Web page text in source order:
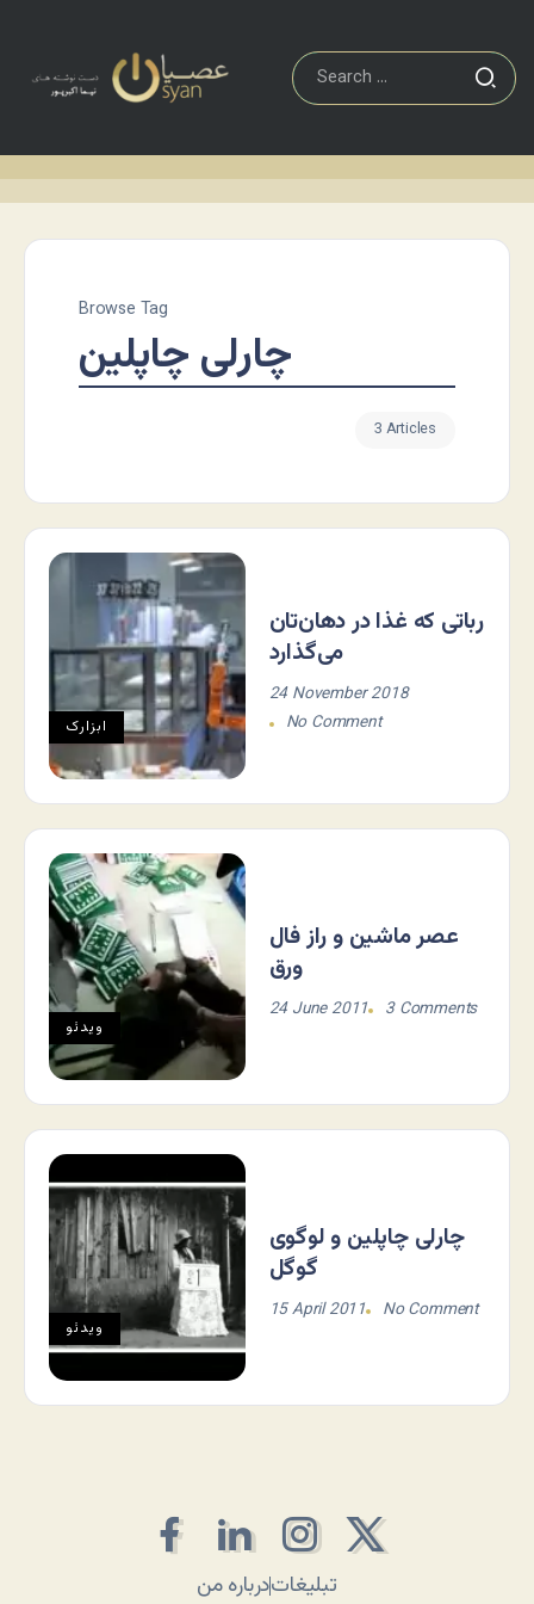
Browse Tag
چارلی چاپلین
3 Articles
ابزارک
رباتی که غذا در دهان‌تان
می‌گذارد
24 November 2018
No Comment
ویدئو
عصر ماشین و راز فال
ورق
24 June 2011 3 Comments
ویدئو
چارلی چاپلین و لوگوی
گوگل
15 April 2011 No Comment
درباره منتبلیغات